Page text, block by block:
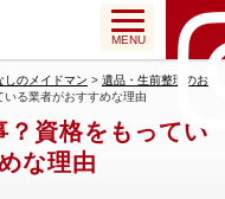
MENU
しのメイドマン > 遺品・生前整理のお
る業者がおすすめな理由
資格をもってい
な理由